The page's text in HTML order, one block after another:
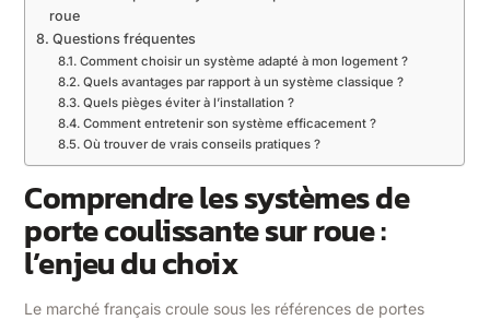
roue
Questions fréquentes
Comment choisir un système adapté à mon logement ?
Quels avantages par rapport à un système classique ?
Quels pièges éviter à l’installation ?
Comment entretenir son système efficacement ?
Où trouver de vrais conseils pratiques ?
Comprendre les systèmes de
porte coulissante sur roue :
l’enjeu du choix
Le marché français croule sous les références de portes